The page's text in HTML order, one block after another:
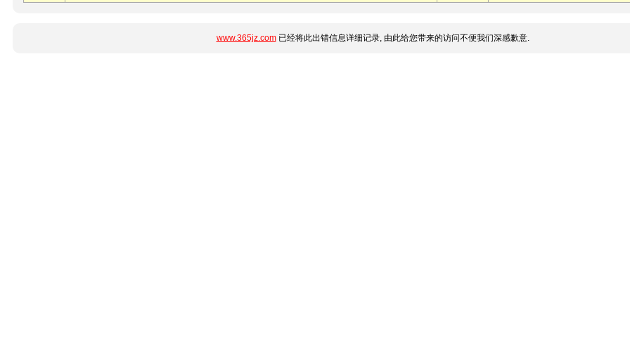
www.365jz.com已经将此出错信息详细记录, 由此给您带来的访问不便我们深感歉意.